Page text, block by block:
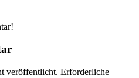
veröffentlicht. Erforderliche